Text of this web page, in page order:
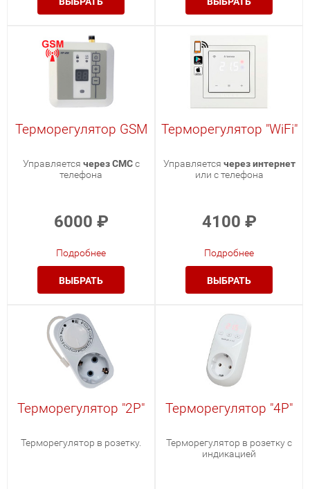
Терморегулятор GSM
Управляется через СМСс
телефона
6000 ₽
Подробнее
ВЫБРАТЬ
Терморегулятор "WiFi"
Управляется через интернет
или с телефона
4100 ₽
Подробнее
ВЫБРАТЬ
Терморегулятор "2Р"
Терморегулятор в розетку.
Терморегулятор "4Р"
Терморегулятор в розетку с
индикацией